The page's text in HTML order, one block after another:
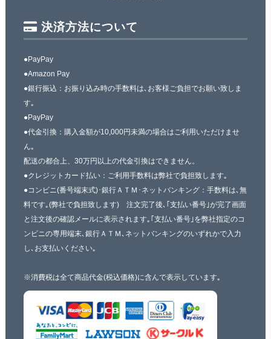
決済方法について
●PayPay
●Amazon Pay
●銀行振込：お振り込み時の手数料は､お客様ご負担でお願い致しま
す｡
●PayPay
●代金引換：購入金額が10,000円未満の場合はご利用いただけませ
ん｡
配送の都合上、30万円以上の代金引換はできません。
●クレジットカード払い：ご利用手数料は弊社で負担致します｡
●コンビニ(番号端末式)･銀行ＡＴＭ･ネットバンキング：手数料は､無
料です｡(弊社で負担致します) 注文完了後､｢支払い番号｣が完了画面
と注文後の確認メールに表示されます｡｢支払い番号｣を弊社指定のコ
ンビニの専用端末､銀行ＡＴＭ､ネットバンキングのいずれかで入力
し､お支払いください｡
※消費税は全て商品代金(税込価格)に含んで表示しています｡